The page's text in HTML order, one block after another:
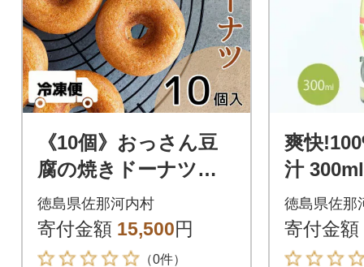
《10個》おっさん豆
腐の焼きドーナツ
小麦、卵、白砂糖、乳
製品・保存料不使用!!
徳島県佐那河内村
寄付金額 15,500円
（0件）
爽快
汁 300ml
徳島県佐那
寄付金額